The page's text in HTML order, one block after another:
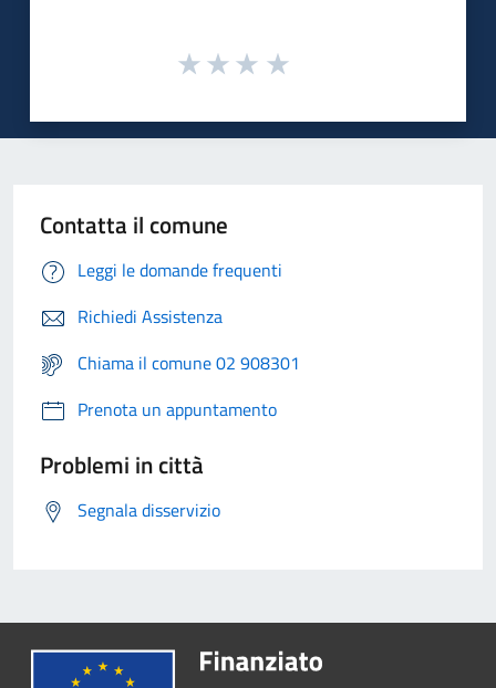
Contatta il comune
Leggi le domande frequenti
Richiedi Assistenza
Chiama il comune 02 908301
Prenota un appuntamento
Problemi in città
Segnala disservizio